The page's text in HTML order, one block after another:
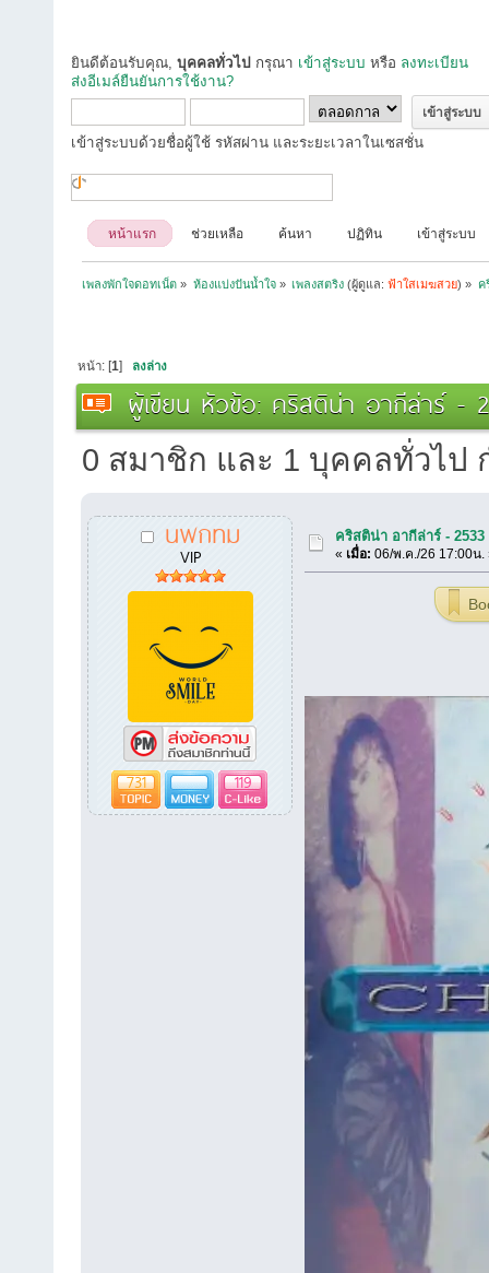
ยินดีต้อนรับคุณ, บุคคลทั่วไป กรุณา เข้าสู่ระบบ หรือ ลงทะเบียน
ส่งอีเมล์ยืนยันการใช้งาน?
เข้าสู่ระบบด้วยชื่อผู้ใช้ รหัสผ่าน และระยะเวลาในเซสชั่น
หน้าแรก ช่วยเหลือ ค้นหา ปฏิทิน เข้าสู่ระบบ
เพลงพักใจดอทเน็ต » ห้องแบ่งปันน้ำใจ» เพลงสตริง (ผู้ดูแล:ฟ้าใสเมฆสวย) » ค
หน้า: [1] ลงล่าง
ผู้เขียน หัวข้อ: คริสติน่า อากีล่าร์ -
0 สมาชิก และ 1 บุคคลทั่วไป
นพกทม
VIP
731 119
คริสติน่า อากีล่าร์ -
« เมื่อ: 06/พ.ค./26 17:00น.